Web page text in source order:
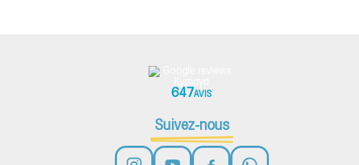
647AVIS
Suivez-nous